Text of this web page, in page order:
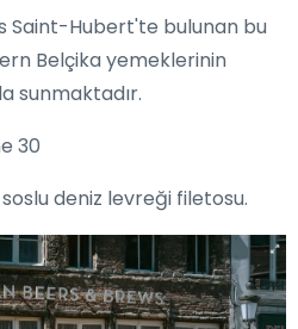
Saint-Hubert'te bulunan bu
Belçika yemeklerinin
sunmaktadır.
30
deniz levreği filetosu.